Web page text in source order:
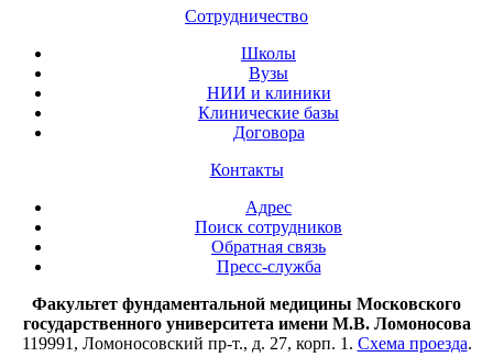
Сотрудничество
Школы
Вузы
НИИ и клиники
Клинические базы
Договора
Контакты
Адрес
Поиск сотрудников
Обратная связь
Пресс-служба
Факультет фундаментальной медицины Московского
государственного университета имени М.В. Ломоносова
119991, Ломоносовский пр-т., д. 27, корп. 1. Схема проезда.